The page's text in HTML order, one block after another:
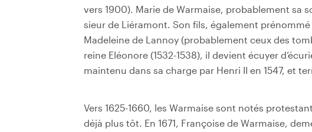
vers 1900). Marie de Warmaise, probablement sa
sieur de Liéramont. Son fils, également prénommé
Madeleine de Lannoy (probablement ceux des
reine Eléonore (1532-1538), il devient écuyer
maintenu dans sa charge par Henri II en 1547, et
Vers 1625-1660, les Warmaise sont notés
déjà plus tôt. En 1671, Françoise de Warmaise,